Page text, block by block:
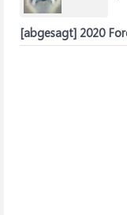
[abgesagt] 2020